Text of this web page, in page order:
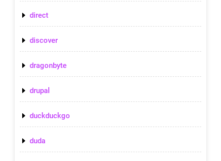
direct
discover
dragonbyte
drupal
duckduckgo
duda